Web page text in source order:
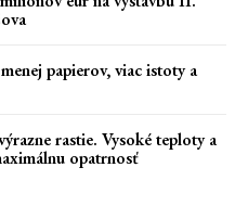
papierov, viac istoty a
rastie. Vysoké teploty a
opatrnosť